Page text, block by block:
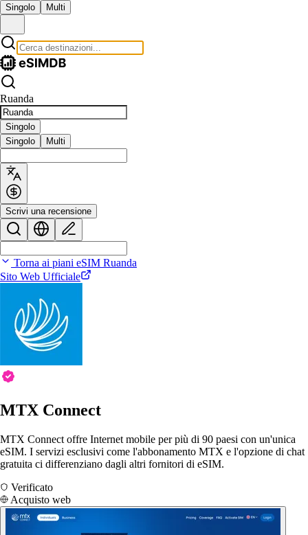
Singolo Multi
Ruanda
Singolo
Singolo
Multi
Scrivi una recensione
Torna ai piani eSIM Ruanda
Sito Web Ufficiale
MTX Connect
MTX Connect offre Internet mobile per più di 90 paesi con un'unica
eSIM. I servizi esclusivi come l'abbonamento MTX e l'opzione di chat
gratuita ci differenziano dagli altri fornitori di eSIM.
Verificato
Acquisto web